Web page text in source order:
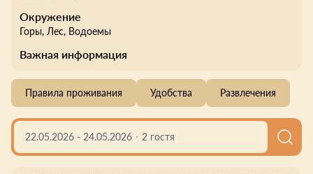
Окружение
Горы, Лес, Водоемы
Важная информация
Правила проживания Удобства Развлечения
22.05.2026 - 24.05.2026 2 гостя